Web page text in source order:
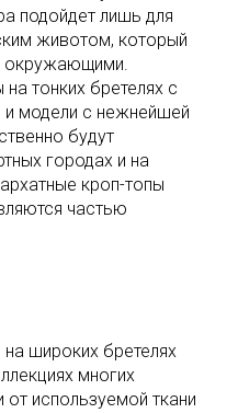
подойдет лишь для
животом, который
окружающими.
тонких бретелях с
модели с нежнейшей
будут
городах и на
кроп-топы
частью
широких бретелях
многих
используемой ткани